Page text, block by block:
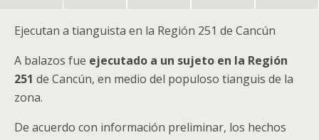
Ejecutan a tianguista en la Región 251 de Cancún
A balazos fue ejecutado a un sujeto en la Región
251 de Cancún, en medio del populoso tianguis de la
zona.
De acuerdo con información preliminar, los hechos